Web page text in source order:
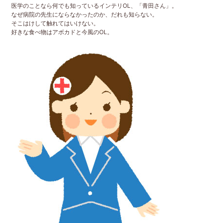
医学のことなら何でも知っているインテリOL、「青田さん」。
なぜ病院の先生にならなかったのか、だれも知らない。
そこはけして触れてはいけない。
好きな食べ物はアボカドと今風のOL。